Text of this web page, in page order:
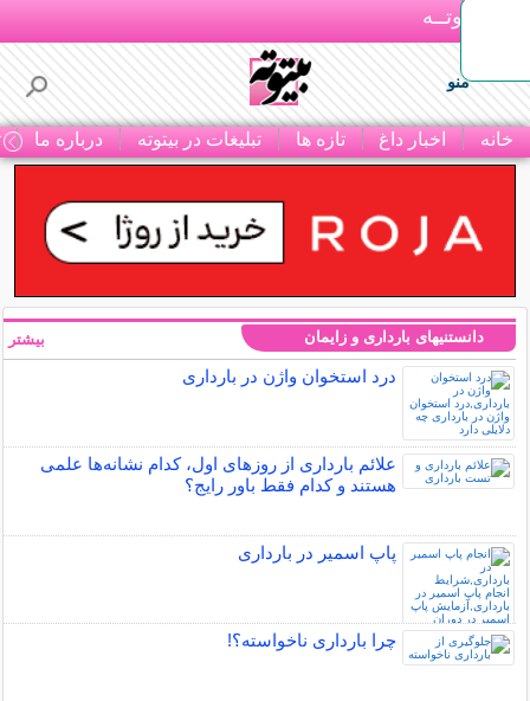
بـیتوتــه
منو
خانه اخبار داغ تازه ها تبلیغات در بیتوته درباره ما
دانستنیهای بارداری و زایمان
درد استخوان واژن در بارداری
علائم بارداری از روزهای اول، کدام نشانه‌ها علمی
هستند و کدام فقط باور رایج؟
پاپ اسمیر در بارداری
چرا بارداری ناخواسته؟!
بیشتر